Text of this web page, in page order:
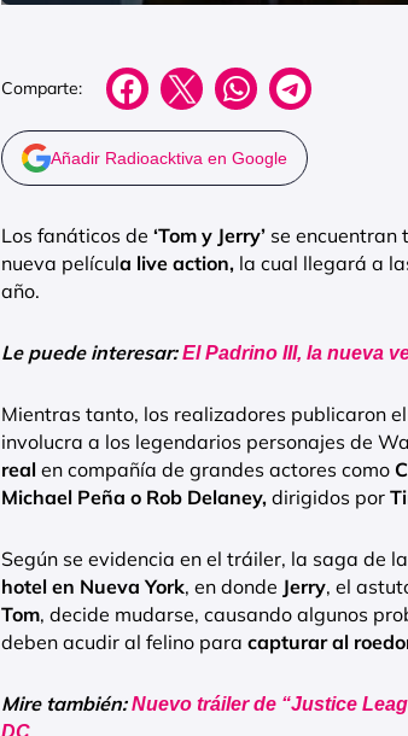
Comparte:
Añadir Radioacktiva en Google
Los fanáticos de ‘Tom y Jerry’ se encuentran
nueva película live action, la cual llegará a
año.
Le puede interesar:El Padrino III, la nueva
Mientras tanto, los realizadores publicaron el
involucra a los legendarios personajes de
real en compañía de grandes actores como
Michael Peña o Rob Delaney, dirigidos por
Según se evidencia en el tráiler, la saga de
hotel en Nueva York, en donde Jerry, el
Tom, decide mudarse, causando algunos
deben acudir al felino para capturar al
Mire también:Nuevo tráiler de “Justice
DC